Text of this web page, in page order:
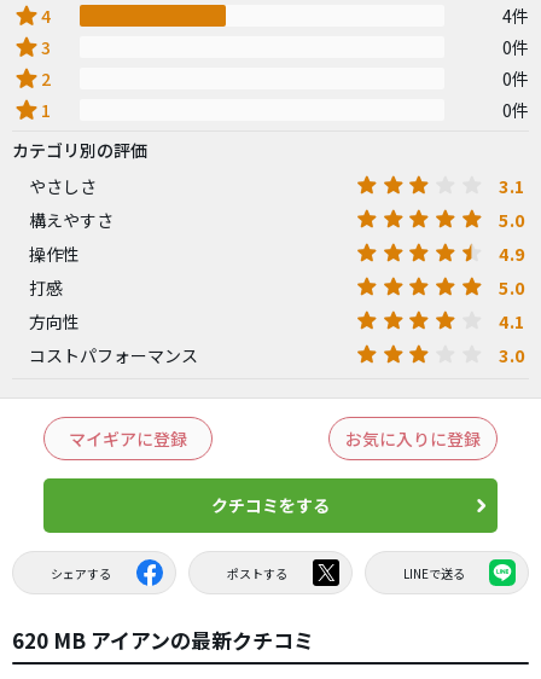
star4 4件
star3 0件
star 2 0件
star 1
0件
カテゴリ別の評価
やさしさ
3.1
構えやすさ 5.0
操作性 4.9
打感 5.0
方向性 4.1
コストパフォーマンス 3.0
マイギアに登録 お気に入りに登録
クチコミをする
シェアする ポストする LINEで送る
620 MB アイアンの最新クチコミ